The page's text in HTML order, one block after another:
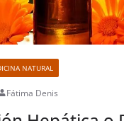
NATURAL
Fátima Denis